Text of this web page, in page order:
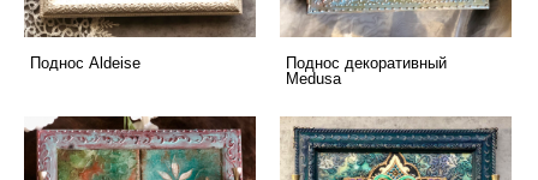
Поднос Aldeise
Поднос декоративный
Medusa